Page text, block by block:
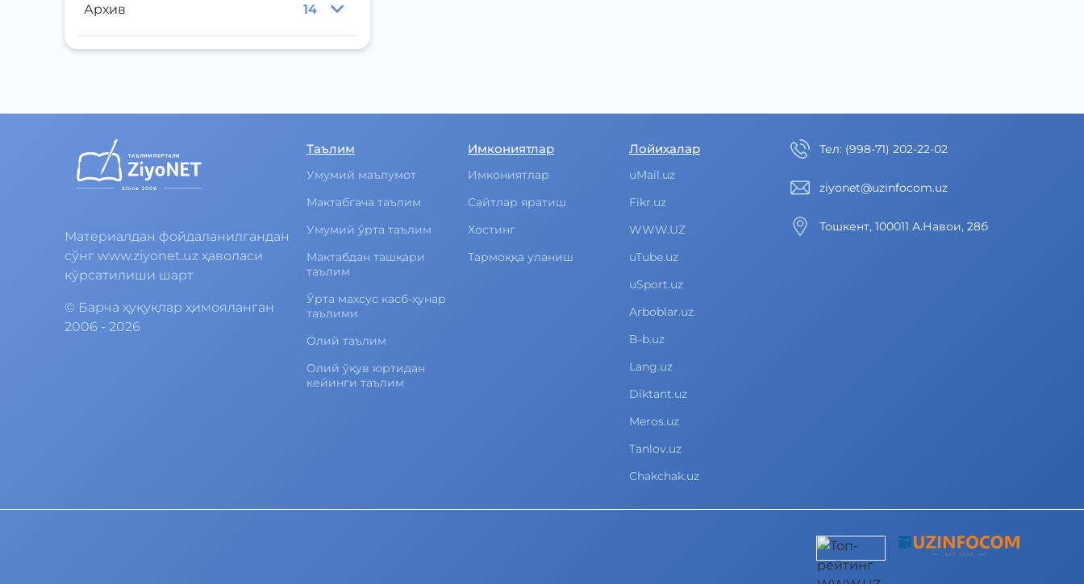
Архив 14
Материалдан фойдаланилгандан
сўнг www.ziyonet.uz ҳаволаси
кўрсатилиши шарт
© Барча ҳуқуқлар ҳимояланган
2006 - 2026
Таълим
Умумий маълумот
Мактабгача таълим
Умумий ўрта таълим
Мактабдан ташқари
таълим
Ўрта махсус касб-ҳунар
таълими
Олий таълим
Олий ўқув юртидан
кейинги таълим
Имкониятлар
Имкониятлар
Cайтлар яратиш
Хостинг
Тармоққа уланиш
Лойиҳалар
uMail.uz
Fikr.uz
WWW.UZ
uTube.uz
uSport.uz
Arboblar.uz
B-b.uz
Lang.uz
Diktant.uz
Meros.uz
Tanlov.uz
Chakchak.uz
Тел: (998-71) 202-22-02
ziyonet@uzinfocom.uz
Тошкент, 100011 А.Навои, 28б